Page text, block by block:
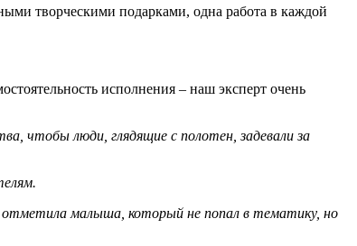
творческими подарками, одна работа в каждой
исполнения – наш эксперт очень
чтобы люди, глядящие с полотен, задевали за
отметила малыша, который не попал в тематику, но